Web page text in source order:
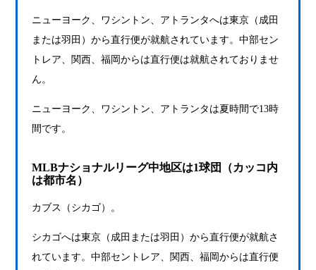
ニューヨーク、ワシントン、アトランタへは東京（成田
または羽田）から直行便が就航されています。中部セン
トレア、関西、福岡からは直行便は就航されておりませ
ん。
ニューヨーク、ワシントン、アトランタは夏時間で13時
間です。
MLBナショナルリーグ中地区は1球団（カッコ内
は都市名）
カブス（シカゴ）。
シカゴへは東京（成田または羽田）から直行便が就航さ
れています。中部セントレア、関西、福岡からは直行便